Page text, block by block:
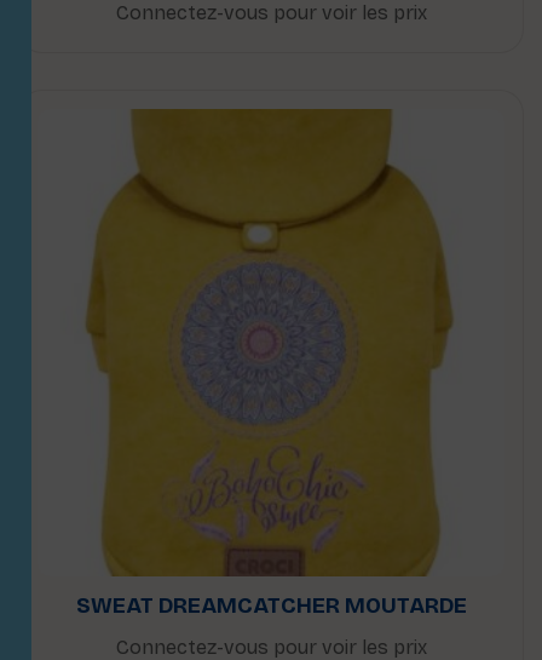
Connectez-vous pour voir les prix
SWEAT DREAMCATCHER MOUTARDE
Connectez-vous pour voir les prix